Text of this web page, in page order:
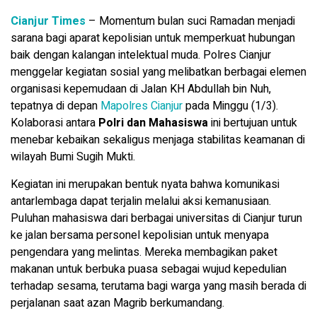
Cianjur Times – Momentum bulan suci Ramadan menjadi
sarana bagi aparat kepolisian untuk memperkuat hubungan
baik dengan kalangan intelektual muda. Polres Cianjur
menggelar kegiatan sosial yang melibatkan berbagai elemen
organisasi kepemudaan di Jalan KH Abdullah bin Nuh,
tepatnya di depan Mapolres Cianjurpada Minggu (1/3).
Kolaborasi antara Polri dan Mahasiswaini bertujuan untuk
menebar kebaikan sekaligus menjaga stabilitas keamanan di
wilayah Bumi Sugih Mukti.
Kegiatan ini merupakan bentuk nyata bahwa komunikasi
antarlembaga dapat terjalin melalui aksi kemanusiaan.
Puluhan mahasiswa dari berbagai universitas di Cianjur turun
ke jalan bersama personel kepolisian untuk menyapa
pengendara yang melintas. Mereka membagikan paket
makanan untuk berbuka puasa sebagai wujud kepedulian
terhadap sesama, terutama bagi warga yang masih berada di
perjalanan saat azan Magrib berkumandang.